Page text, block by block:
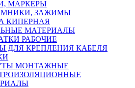
МАРКЕРЫ
ЗАЖИМЫ
КИПЕРНАЯ
МАТЕРИАЛЫ
РАБОЧИЕ
ДЛЯ КРЕПЛЕНИЯ КАБЕЛЯ
МОНТАЖНЫЕ